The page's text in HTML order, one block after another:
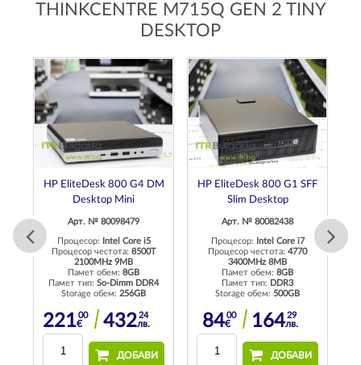
THINKCENTRE M715Q GEN 2 TINY
DESKTOP
HP EliteDesk 800 G4 DM
Desktop Mini
Арт. № 80098479
Процесор:
Intel Core i5
Процесор честота: 8500T
2100MHz 9MB
Памет обем: 8GB
Памет тип: So-Dimm DDR4
Storage обем: 256GB
22100
€ 43224
лв.
ДОБАВИ
HP EliteDesk 800 G1 SFF
Slim Desktop
Арт. № 80082438
Процесор:
Intel Core i7
Процесор честота: 4770
3400MHz 8MB
Памет обем: 8GB
Памет тип: DDR3
Storage обем: 500GB
8400
€ 16429
лв.
ДОБАВИ